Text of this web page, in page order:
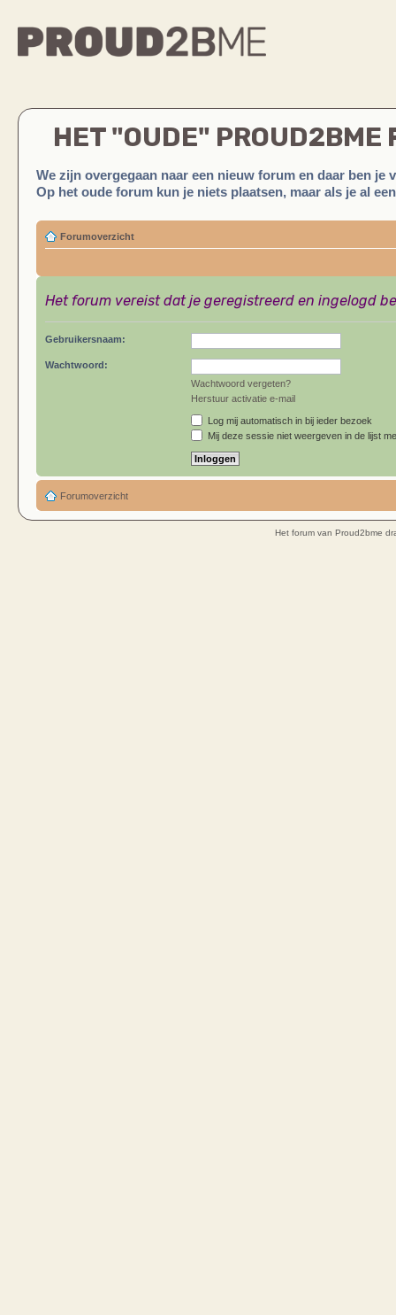
HET "OUDE" PROUD2BME
We zijn overgegaan naar een nieuw forum en daar ben je
Op het oude forum kun je niets plaatsen, maar als je al
Forumoverzicht
Het forum vereist dat je geregistreerd en ingelogd
Gebruikersnaam:
Wachtwoord:
Wachtwoord vergeten?
Herstuur activatie e-mail
Log mij automatisch in bij ieder bezoek
Mij deze sessie niet weergeven in de lijst
Forumoverzicht
Het forum van Proud2bme